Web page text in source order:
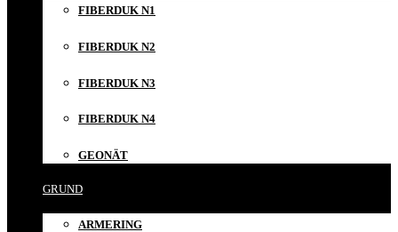
FIBERDUK N1
FIBERDUK N2
FIBERDUK N3
FIBERDUK N4
GEONÄT
GRUND
ARMERING